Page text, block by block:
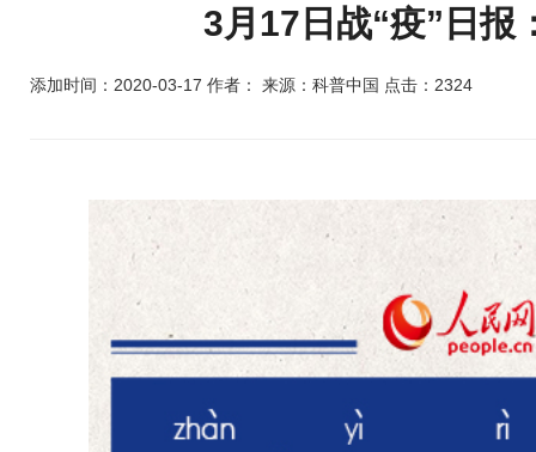
3月17日战“疫”日报
添加时间：2020-03-17 作者： 来源：科普中国 点击：2324